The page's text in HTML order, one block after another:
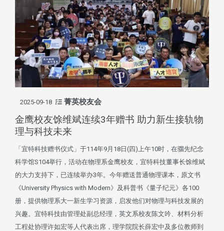
2025-09-18 菁英校友会
金鹰校友馀维斌连续3年赠书 助力新生接轨物
理与科技未来
「宜特科技赠书仪式」于114年9月18日(四)上午10时，在骝先纪念
科学馆S104举行，活动在物理系金鹰校友，宜特科技董事长馀维斌
的大力支持下，已连续举办3年。今年赠送普通物理课本，原文书
《University Physics with Modern》及科普书《量子纪元》各100
册，提供物理系大一新生学习资源，启发他们对物理与科技发展的
兴趣。宜特科技由管理处副总经理，英文系校友陈文吟、材料分析
工程处协理许如宏等人代表出席，理学院院长薛宏中及多位教师到